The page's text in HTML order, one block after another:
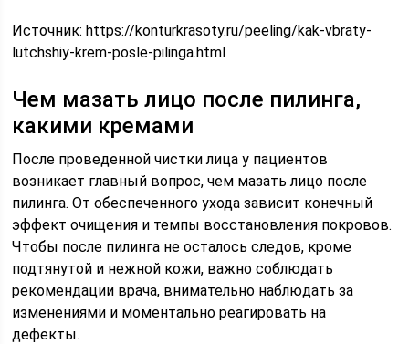
Источник:https://konturkrasoty.ru/peeling/kak-vbraty-
lutchshiy-krem-posle-pilinga.html
Чем мазать лицо после пилинга,
какими кремами
После проведенной чистки лица у пациентов
возникает главный вопрос, чем мазать лицо после
пилинга. От обеспеченного ухода зависит конечный
эффект очищения и темпы восстановления покровов.
Чтобы после пилинга не осталось следов, кроме
подтянутой и нежной кожи, важно соблюдать
рекомендации врача, внимательно наблюдать за
изменениями и моментально реагировать на
дефекты.